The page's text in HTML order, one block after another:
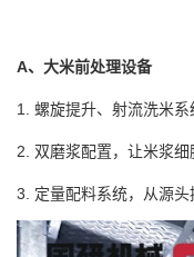
A、大米前处理设备
1. 螺旋提升、射流洗米系
2. 双磨浆配置，让米浆细
3. 定量配料系统，从源头